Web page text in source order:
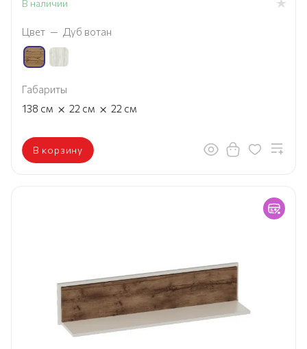
В наличии
Цвет — Дуб вотан
Габариты
138 см × 22 см × 22 см
В корзину